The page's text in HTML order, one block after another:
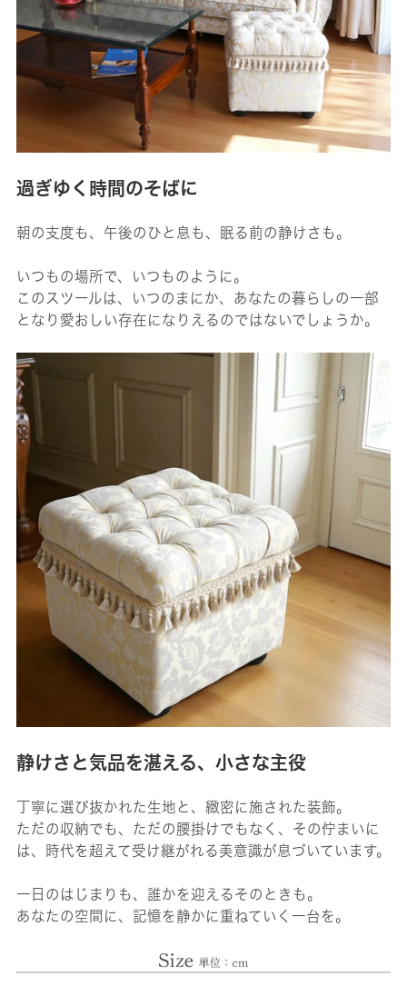
過ぎゆく時間のそばに
朝の支度も、午後のひと息も、眠る前の静けさも。
いつもの場所で、いつものように。
このスツールは、いつのまにか、あなたの暮らしの一部
となり愛おしい存在になりえるのではないでしょうか。
静けさと気品を湛える、小さな主役
丁寧に選び抜かれた生地と、緻密に施された装飾。
ただの収納でも、ただの腰掛けでもなく、その佇まいに
は、時代を超えて受け継がれる美意識が息づいています。
一日のはじまりも、誰かを迎えるそのときも。
あなたの空間に、記憶を静かに重ねていく一台を。